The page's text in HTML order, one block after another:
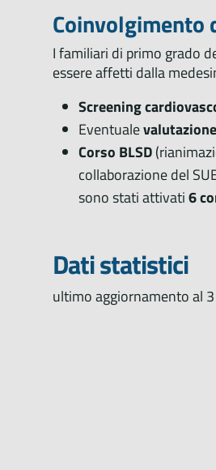
Coinvolgimento
I familiari di primo grado
essere affetti dalla
Screening
Eventuale
Corso BLSD
collaborazione del
sono stati attivati6
Dati statistici
ultimo aggiornamento al